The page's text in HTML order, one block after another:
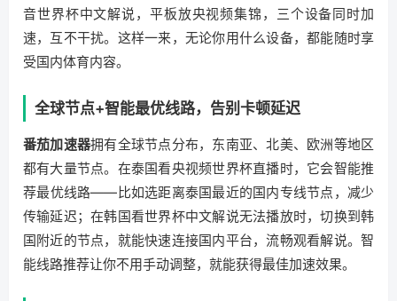
音世界杯中文解说，平板放央视频集锦，三个设备同时加
速，互不干扰。这样一来，无论你用什么设备，都能随时享
受国内体育内容。
全球节点+智能最优线路，告别卡顿延迟
番茄加速器拥有全球节点分布，东南亚、北美、欧洲等地区
都有大量节点。在泰国看央视频世界杯直播时，它会智能推
荐最优线路——比如选距离泰国最近的国内专线节点，减少
传输延迟；在韩国看世界杯中文解说无法播放时，切换到韩
国附近的节点，就能快速连接国内平台，流畅观看解说。智
能线路推荐让你不用手动调整，就能获得最佳加速效果。